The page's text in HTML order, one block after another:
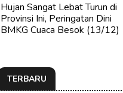
Hujan Sangat Lebat Turun di
Provinsi Ini, Peringatan Dini
BMKG Cuaca Besok (13/12)
TERBARU